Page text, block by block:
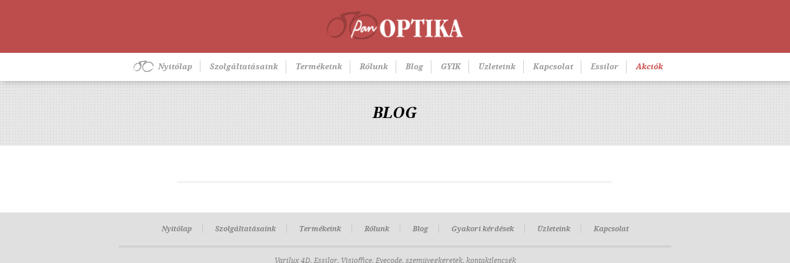
Nyitólap Szolgáltatásaink Termékeink Rólunk Blog GYIK Üzleteink Kapcsolat Essilor Akciók
BLOG
Nyitólap Szolgáltatásaink Termékeink Rólunk Blog Gyakori kérdések Üzleteink Kapcsolat
Varilux 4D, Essilor, Visioffice, Eyecode, szemüvegkeretek, kontaktlencsék